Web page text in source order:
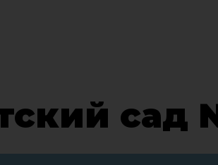
сад